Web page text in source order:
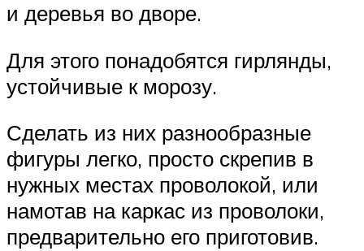
и деревья во дворе.
Для этого понадобятся гирлянды,
устойчивые к морозу.
Сделать из них разнообразные
фигуры легко, просто скрепив в
нужных местах проволокой, или
намотав на каркас из проволоки,
предварительно его приготовив.